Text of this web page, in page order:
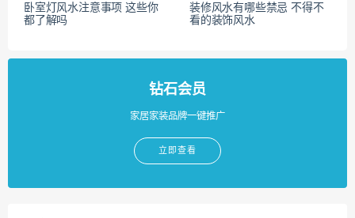
卧室灯风水注意事项 这些你
都了解吗
装修风水有哪些禁忌 不得不
看的装饰风水
钻石会员
家居家装品牌一键推广
立即查看